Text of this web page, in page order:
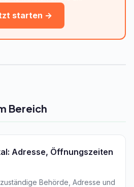
starten →
Bereich
Adresse, Öffnungszeiten
Behörde, Adresse und